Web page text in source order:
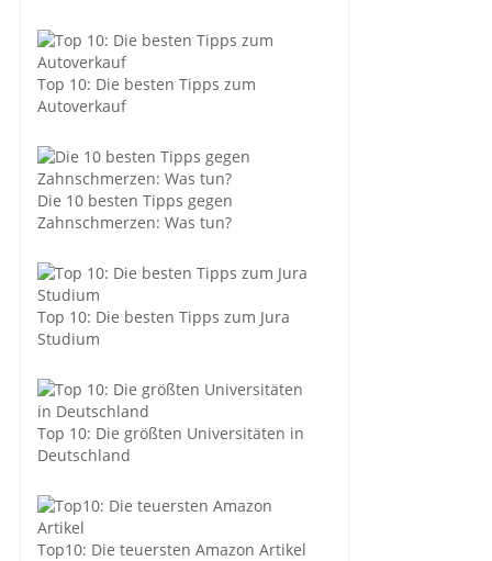
Top 10: Die besten Tipps zum
Autoverkauf
Die 10 besten Tipps gegen
Zahnschmerzen: Was tun?
Top 10: Die besten Tipps zum Jura
Studium
Top 10: Die größten Universitäten in
Deutschland
Top10: Die teuersten Amazon Artikel